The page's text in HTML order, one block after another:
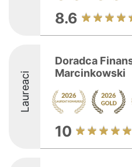
8.6
Laureaci
Doradca
Marcinkowski
10